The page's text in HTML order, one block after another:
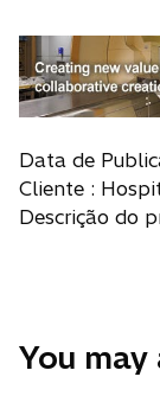
Data de
Cliente :
Descrição do
You